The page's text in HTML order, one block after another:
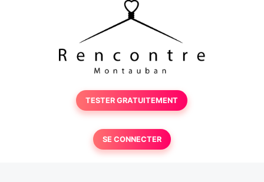
TESTER GRATUITEMENT
SE CONNECTER